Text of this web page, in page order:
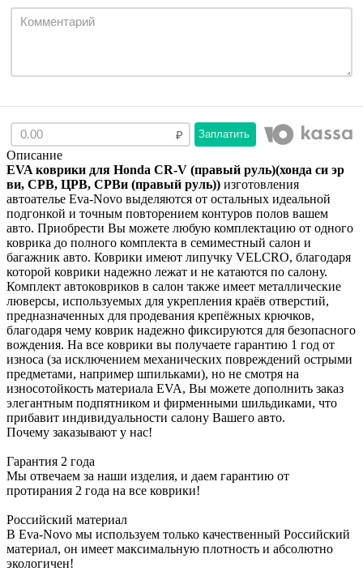
Заплатить
Описание
EVA коврики для Honda CR-V (правый руль)(хонда си эр
ви, СРВ, ЦРВ, СРВи (правый руль)) изготовления
автоателье Eva-Novo выделяются от остальных идеальной
подгонкой и точным повторением контуров полов вашем
авто. Приобрести Вы можете любую комплектацию от одного
коврика до полного комплекта в семиместный салон и
багажник авто. Коврики имеют липучку VELCRO, благодаря
которой коврики надежно лежат и не катаются по салону.
Комплект автоковриков в салон также имеет металлические
люверсы, используемых для укрепления краёв отверстий,
предназначенных для продевания крепёжных крючков,
благодаря чему коврик надежно фиксируются для безопасного
вождения. На все коврики вы получаете гарантию 1 год от
износа (за исключением механических повреждений острыми
предметами, например шпильками), но не смотря на
износотойкость материала EVA, Вы можете дополнить заказ
элегантным подпятником и фирменными шильдиками, что
прибавит индивидуальности салону Вашего авто.
Почему заказывают у нас!
Гарантия 2 года
Мы отвечаем за наши изделия, и даем гарантию от
протирания 2 года на все коврики!
Российский материал
В Eva-Novo мы используем только качественный Российский
материал, он имеет максимальную плотность и абсолютно
экологичен!